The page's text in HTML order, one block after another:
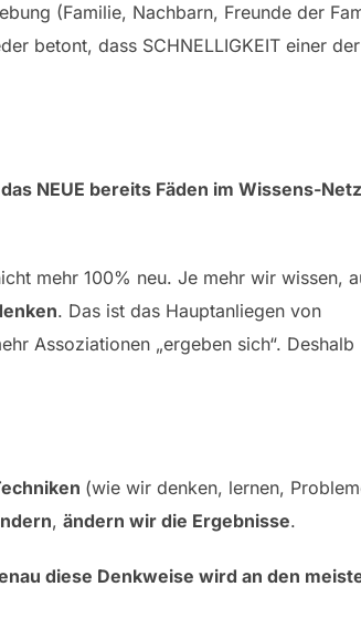
(Familie, Nachbarn, Freunde der
betont, dass SCHNELLIGKEIT einer der
NEUE bereits Fäden im Wissens-Netz
mehr 100% neu. Je mehr wir wissen,
. Das ist das Hauptanliegen von
Assoziationen „ergeben sich“. Deshalb
(wie wir denken, lernen,
, ändern wir die Ergebnisse.
diese Denkweise wird an den